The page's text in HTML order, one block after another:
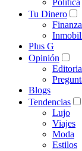
Política
Tu Dinero
Plus G
Opinión
Blogs
Tendencias
Lujo
Viajes
Moda
Estilos